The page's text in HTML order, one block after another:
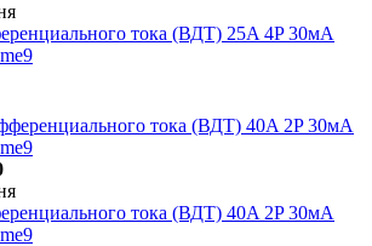
тока (ВДТ) 25A 4P 30мА
тока (ВДТ) 40A 2P 30мА